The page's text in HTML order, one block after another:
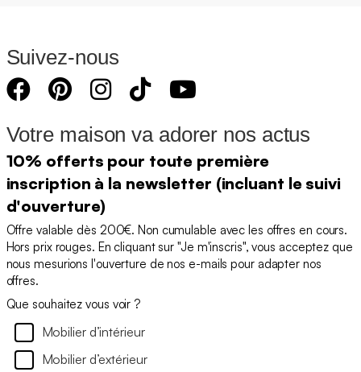
Suivez-nous
Votre maison va adorer nos actus
10% offerts pour toute première
inscription à la newsletter (incluant le suivi
d'ouverture)
Offre valable dès 200€. Non cumulable avec les offres en cours.
Hors prix rouges. En cliquant sur "Je m'inscris", vous acceptez que
nous mesurions l'ouverture de nos e-mails pour adapter nos
offres.
Que souhaitez vous voir ?
Mobilier d’intérieur
Mobilier d’extérieur